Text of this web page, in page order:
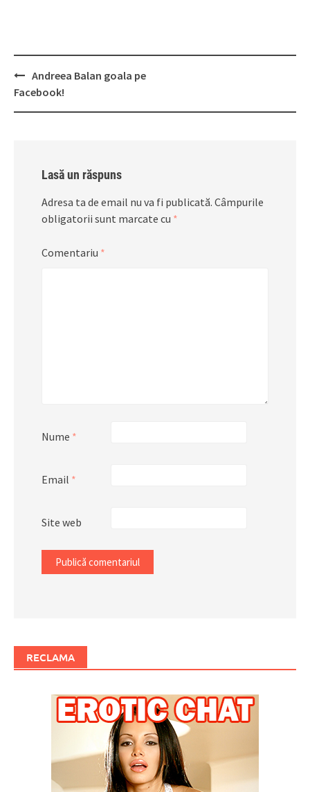
Post
navigation
Andreea Balan goala pe
Facebook!
Lasă un răspuns
Adresa ta de email nu va fi publicată. Câmpurile
obligatorii sunt marcate cu *
Comentariu *
Nume *
Email *
Site web
RECLAMA